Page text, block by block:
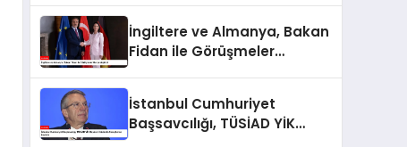
İngiltere ve Almanya, Bakan
Fidan ile Görüşmeler
İstanbul Cumhuriyet
Başsavcılığı, TÜSİAD YİK